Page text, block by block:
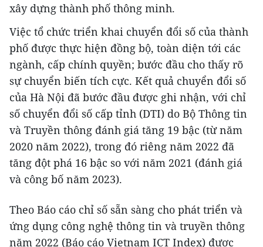
xây dựng thành phố thông minh.
Việc tổ chức triển khai chuyển đổi số của thành
phố được thực hiện đồng bộ, toàn diện tới các
ngành, cấp chính quyền; bước đầu cho thấy rõ
sự chuyển biến tích cực. Kết quả chuyển đổi số
của Hà Nội đã bước đầu được ghi nhận, với chỉ
số chuyển đổi số cấp tỉnh (DTI) do Bộ Thông tin
và Truyền thông đánh giá tăng 19 bậc (từ năm
2020 năm 2022), trong đó riêng năm 2022 đã
tăng đột phá 16 bậc so với năm 2021 (đánh giá
và công bố năm 2023).
Theo Báo cáo chỉ số sẵn sàng cho phát triển và
ứng dụng công nghệ thông tin và truyền thông
năm 2022 (Báo cáo Vietnam ICT Index) được